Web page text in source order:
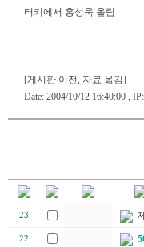
터키에서 홍성욱 올림
[게시판 이전, 자료 옮김]
Date: 2004/10/12 16:40:00 ,
23
22